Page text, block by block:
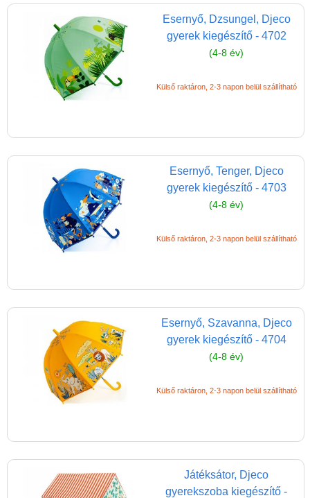
Esernyő, Dzsungel, Djeco
gyerek kiegészítő - 4702
(4-8 év)
Külső raktáron, 2-3 napon belül szállítható
Esernyő, Tenger, Djeco
gyerek kiegészítő - 4703
(4-8 év)
Külső raktáron, 2-3 napon belül szállítható
Esernyő, Szavanna, Djeco
gyerek kiegészítő - 4704
(4-8 év)
Külső raktáron, 2-3 napon belül szállítható
Játéksátor, Djeco
gyerekszoba kiegészítő -
Pixelhobby
kalandozás
(baba,autó,konyha,épület,..)
Tanulást segítő játék
CSAK NÁLUNK - Egyedi
játékok